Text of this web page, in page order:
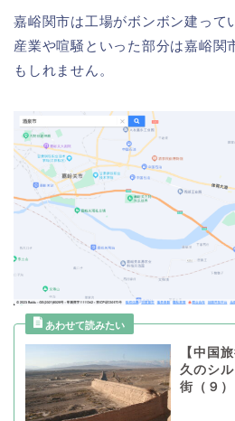
嘉峪関市は工場がボンボン建って
産業や喧騒といった部分は嘉峪関
もしれません。
【中国
久のシ
街（９）